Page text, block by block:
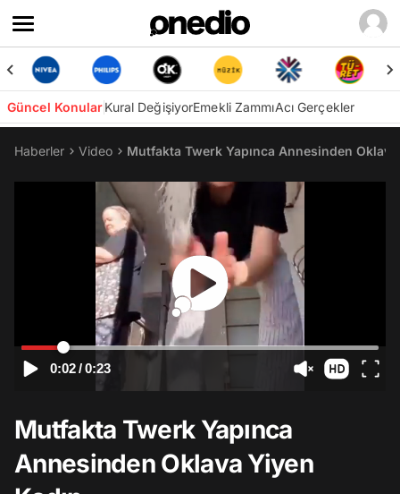
Güncel KonularKural DeğişiyorEmekli ZammıAcı Gerçekler
Haberler Video Mutfakta Twerk Yapınca Annesinden
0:02/0:23
Mutfakta Twerk Yapınca
Annesinden Oklava Yiyen